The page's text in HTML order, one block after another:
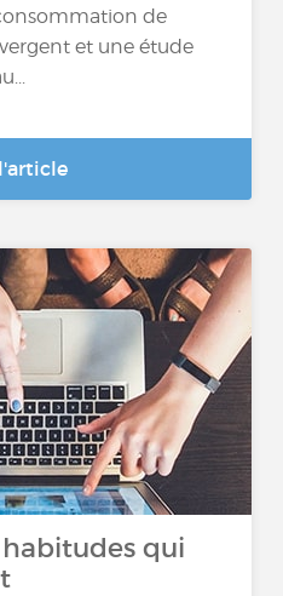
de
et une étude
habitudes qui